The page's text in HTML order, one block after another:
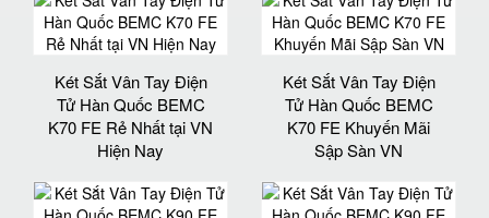
Két Sắt Vân Tay Điện
Tử Hàn Quốc BEMC
K70 FE Rẻ Nhất tại VN
Hiện Nay
Két Sắt Vân Tay Điện
Tử Hàn Quốc BEMC
K70 FE Khuyến Mãi
Sập Sàn VN